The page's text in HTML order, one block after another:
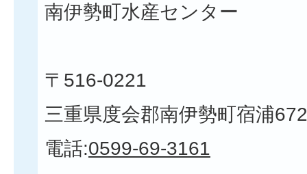
南伊勢町水産センター
〒516-0221
三重県度会郡南伊勢町宿浦
電話:0599-69-3161